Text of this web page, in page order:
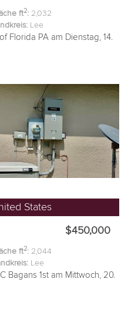
ft2: 2,032
Lee
Florida PA am Dienstag, 14.
States
$450,000
ft2: 2,044
Lee
Bagans 1st am Mittwoch, 20.